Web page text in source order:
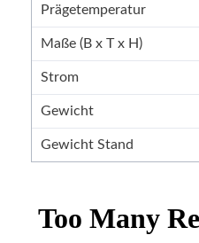
Prägetemperatur
Maße (B x T x H)
Strom
Gewicht
Gewicht Stand